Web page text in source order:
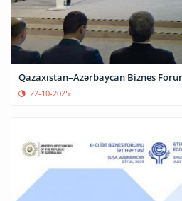
Qazaxıstan–Azərbaycan Biznes
22-10-2025